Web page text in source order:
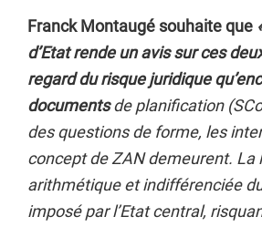
Franck Montaugé souhaite que
d’Etat rende un avis sur ces
regard du risque juridique
documentsde planification
des questions de forme, les
concept de ZAN demeurent. La
arithmétique et indifférenciée
imposé par l’Etat central,